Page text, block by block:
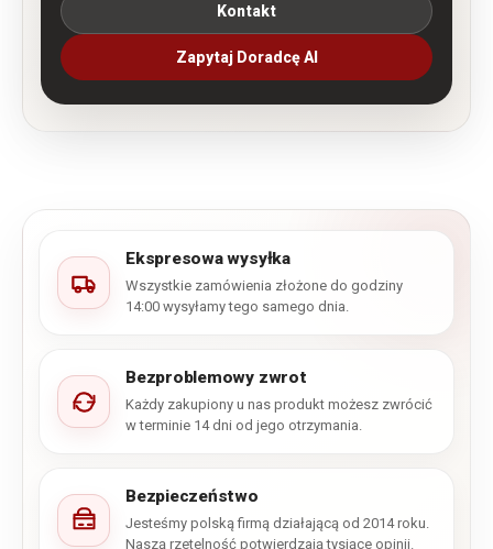
Kontakt
Zapytaj Doradcę AI
Ekspresowa wysyłka
Wszystkie zamówienia złożone do godziny
14:00 wysyłamy tego samego dnia.
Bezproblemowy zwrot
Każdy zakupiony u nas produkt możesz zwrócić
w terminie 14 dni od jego otrzymania.
Bezpieczeństwo
Jesteśmy polską firmą działającą od 2014 roku.
Naszą rzetelność potwierdzają tysiące opinii.